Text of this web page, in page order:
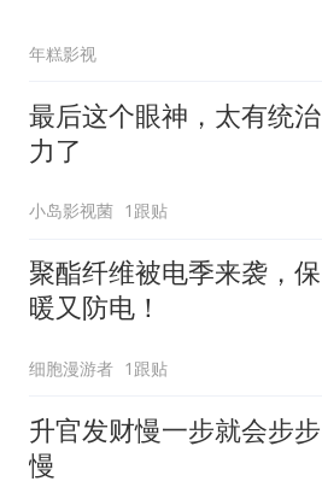
年糕影视
最后这个眼神，太有统治
力了
小岛影视菌 1跟贴
聚酯纤维被电季来袭，保
暖又防电！
细胞漫游者 1跟贴
升官发财慢一步就会步步
慢